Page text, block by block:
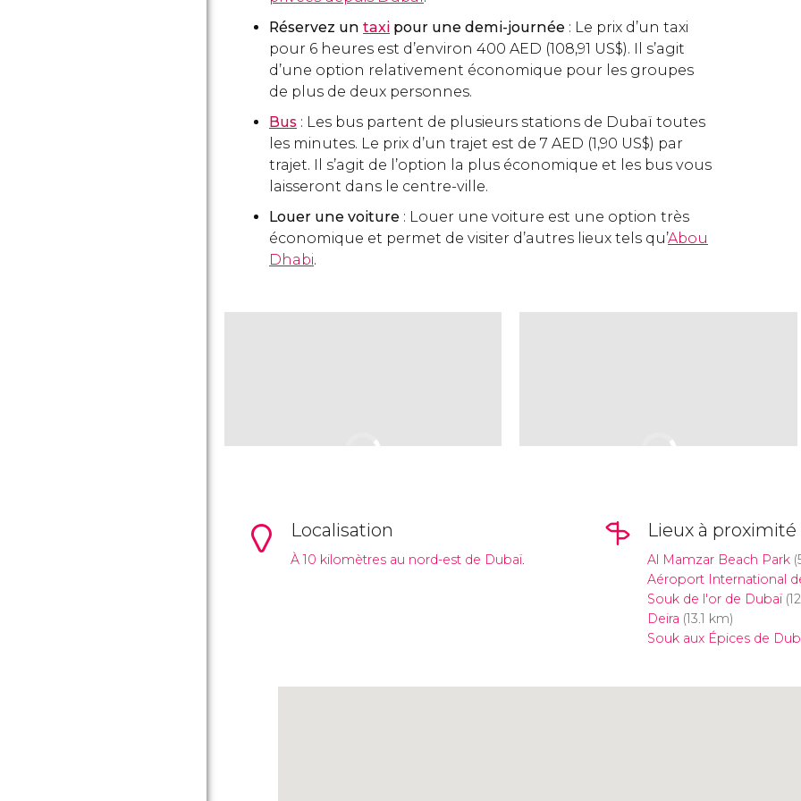
Réservez un taxi pour une demi-journée : Le prix d’un taxi
pour 6 heures est d’environ 400 AED (108,91 US$). Il s’agit
d’une option relativement économique pour les groupes
de plus de deux personnes.
Bus : Les bus partent de plusieurs stations de Dubaï toutes
les minutes. Le prix d’un trajet est de 7 AED (1,90 US$) par
trajet. Il s’agit de l’option la plus économique et les bus vous
laisseront dans le centre-ville.
Louer une voiture : Louer une voiture est une option très
économique et permet de visiter d’autres lieux tels qu’Abou
Dhabi.
Localisation
À 10 kilomètres au nord-est de Dubaï.
Lieux à proximité
Al Mamzar Beach Park
Aéroport International
Souk de l'or de Dubaï
Deira (13.1 km)
Souk aux Épices de